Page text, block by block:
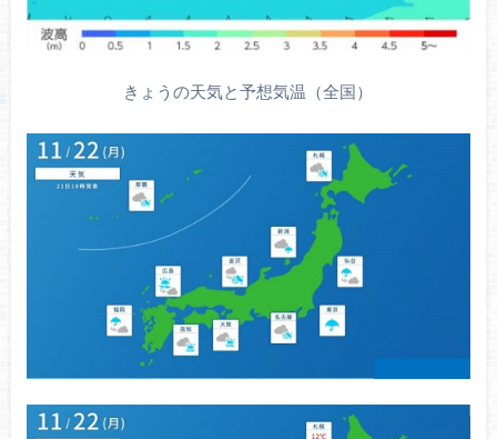
きょうの天気と予想気温（全国）